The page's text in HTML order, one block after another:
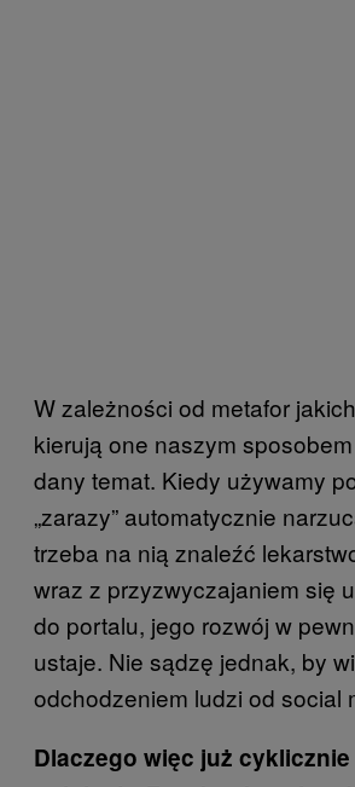
W zależności od metafor
kierują one naszym
dany temat. Kiedy używamy
„zarazy” automatycznie
trzeba na nią znaleźć
wraz z przyzwyczajaniem się
do portalu, jego rozwój w
ustaje. Nie sądzę jednak, by
odchodzeniem ludzi od social
Dlaczego więc już